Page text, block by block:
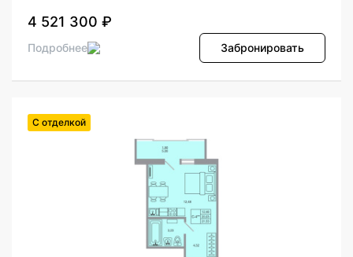
4 521 300 ₽
Подробнее Забронировать
С отделкой